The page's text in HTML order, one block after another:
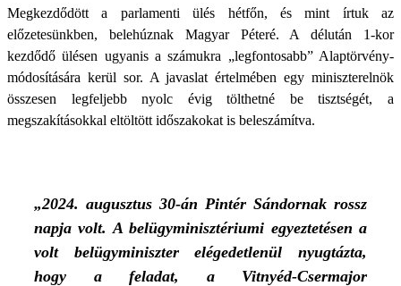
Megkezdődött a parlamenti ülés hétfőn, és mint írtuk az
előzetesünkben, belehúznak Magyar Péteré. A délután 1-kor
kezdődő ülésen ugyanis a számukra „legfontosabb” Alaptörvény-
módosítására kerül sor. A javaslat értelmében egy miniszterelnök
összesen legfeljebb nyolc évig tölthetné be tisztségét, a
megszakításokkal eltöltött időszakokat is beleszámítva.
„2024. augusztus 30-án Pintér Sándornak rossz
napja volt. A belügyminisztériumi egyeztetésen a
volt belügyminiszter elégedetlenül nyugtázta,
hogy a feladat, a Vitnyéd-Csermajor